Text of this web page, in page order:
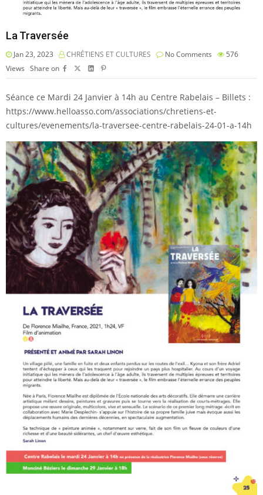
La Traversée
Jan 23, 2023 CHRÉTIENS ET CULTURES No Comments
576
Views Share on
Séance ce Mardi 24 Janvier à 14h au Centre Rabelais – Billets :
https://www.helloasso.com/associations/chretiens-et-
cultures/evenements/la-traversee-centre-rabelais-24-01-a-14h